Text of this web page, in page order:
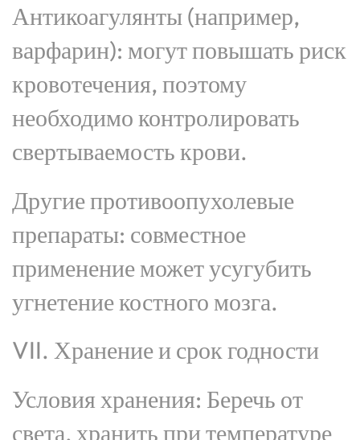
Антикоагулянты (например,
варфарин): могут повышать риск
кровотечения, поэтому
необходимо контролировать
свертываемость крови.
Другие противоопухолевые
препараты: совместное
применение может усугубить
угнетение костного мозга.
VII. Хранение и срок годности
Условия хранения: Беречь от
света, хранить при температуре